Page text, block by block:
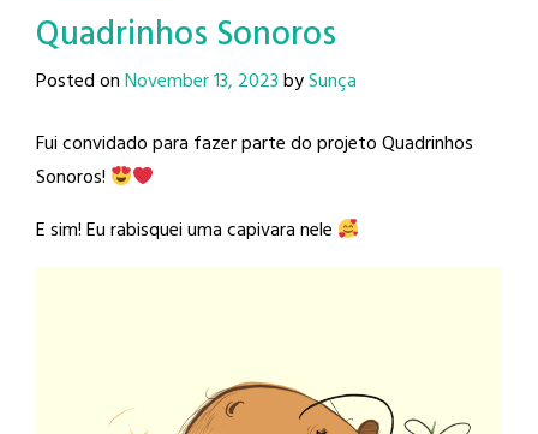
Quadrinhos Sonoros
Posted onNovember 13, 2023bySunça
Fui convidado para fazer parte do projeto Quadrinhos
Sonoros!
E sim! Eu rabisquei uma capivara nele